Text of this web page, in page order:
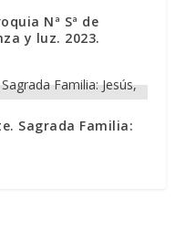
Nª Sª de
y luz. 2023.
Sagrada Familia: